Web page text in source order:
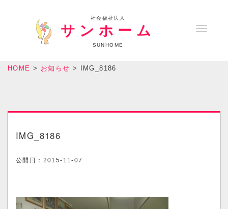
T
社会福祉法人
サンホーム
SUNHOME
HOME > お知らせ > IMG_8186
IMG_8186
公開日： 2015-11-07